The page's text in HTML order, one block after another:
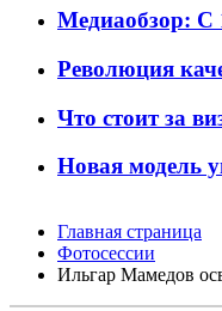
Медиаобзор: С
Революция
Что стоит за
Новая модель
Главная страница
Фотосессии
Ильгар Мамедов